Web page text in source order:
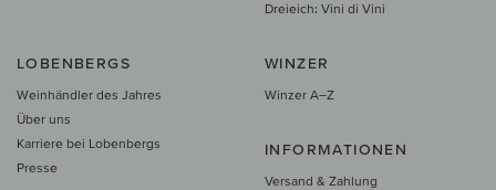
Dreieich: Vini di Vini
LOBENBERGS
Weinhändler des Jahres
Über uns
Karriere bei Lobenbergs
Presse
WINZER
Winzer A–Z
INFORMATIONEN
Versand & Zahlung